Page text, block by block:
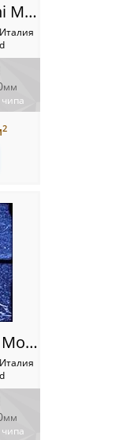
Violet Lucio Orsoni Мозаика Trend Aureo
Италия
мм
2
Blue Lucio Orsoni Мозаика Trend Aureo
Италия
мм